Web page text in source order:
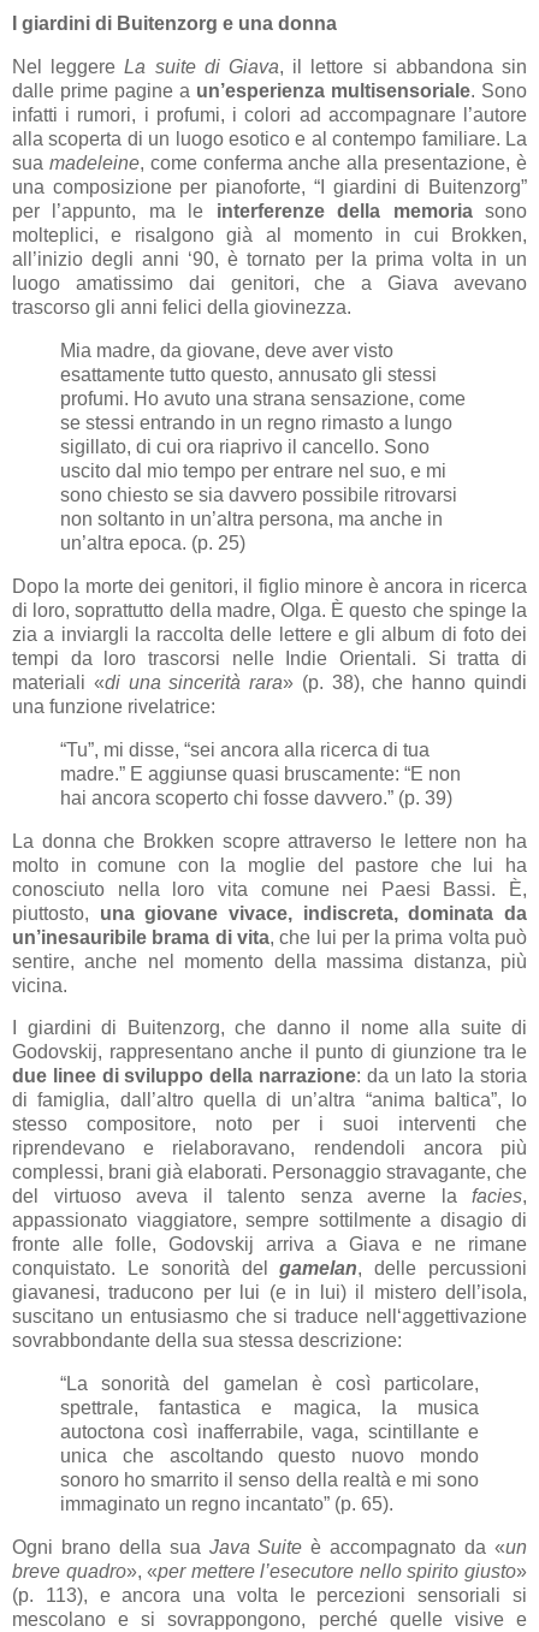
I giardini di Buitenzorg e una donna
Nel leggereLa suite di Giava, il lettore si abbandona sin
dalle prime pagine a un’esperienza multisensoriale. Sono
infatti i rumori, i profumi, i colori ad accompagnare l’autore
alla scoperta di un luogo esotico e al contempo familiare. La
sua madeleine, come conferma anche alla presentazione, è
una composizione per pianoforte, “I giardini di Buitenzorg”
per l’appunto, ma le interferenze della memoriasono
molteplici, e risalgono già al momento in cui Brokken,
all’inizio degli anni ‘90, è tornato per la prima volta in un
luogo amatissimo dai genitori, che a Giava avevano
trascorso gli anni felici della giovinezza.
Mia madre, da giovane, deve aver visto
esattamente tutto questo, annusato gli stessi
profumi. Ho avuto una strana sensazione, come
se stessi entrando in un regno rimasto a lungo
sigillato, di cui ora riaprivo il cancello. Sono
uscito dal mio tempo per entrare nel suo, e mi
sono chiesto se sia davvero possibile ritrovarsi
non soltanto in un’altra persona, ma anche in
un’altra epoca. (p. 25)
Dopo la morte dei genitori, il figlio minore è ancora in ricerca
di loro, soprattutto della madre, Olga. È questo che spinge la
zia a inviargli la raccolta delle lettere e gli album di foto dei
tempi da loro trascorsi nelle Indie Orientali. Si tratta di
materiali «di una sincerità rara» (p. 38), che hanno quindi
una funzione rivelatrice:
“Tu”, mi disse, “sei ancora alla ricerca di tua
madre.” E aggiunse quasi bruscamente: “E non
hai ancora scoperto chi fosse davvero.” (p. 39)
La donna che Brokken scopre attraverso le lettere non ha
molto in comune con la moglie del pastore che lui ha
conosciuto nella loro vita comune nei Paesi Bassi. È,
piuttosto, una giovane vivace, indiscreta, dominata da
un’inesauribile brama di vita, che lui per la prima volta può
sentire, anche nel momento della massima distanza, più
vicina.
I giardini di Buitenzorg, che danno il nome alla suite di
Godovskij, rappresentano anche il punto di giunzione tra le
due linee di sviluppo della narrazione: da un lato la storia
di famiglia, dall’altro quella di un’altra “anima baltica”, lo
stesso compositore, noto per i suoi interventi che
riprendevano e rielaboravano, rendendoli ancora più
complessi, brani già elaborati. Personaggio stravagante, che
del virtuoso aveva il talento senza averne la facies,
appassionato viaggiatore, sempre sottilmente a disagio di
fronte alle folle, Godovskij arriva a Giava e ne rimane
conquistato. Le sonorità delgamelan, delle percussioni
giavanesi, traducono per lui (e in lui) il mistero dell’isola,
suscitano un entusiasmo che si traduce nell‘aggettivazione
sovrabbondante della sua stessa descrizione:
“La sonorità del gamelan è così particolare,
spettrale, fantastica e magica, la musica
autoctona così inafferrabile, vaga, scintillante e
unica che ascoltando questo nuovo mondo
sonoro ho smarrito il senso della realtà e mi sono
immaginato un regno incantato” (p. 65).
Ogni brano della sua Java Suite è accompagnato da «un
breve quadro», «per mettere l’esecutore nello spirito giusto»
(p. 113), e ancora una volta le percezioni sensoriali si
mescolano e si sovrappongono, perché quelle visive e